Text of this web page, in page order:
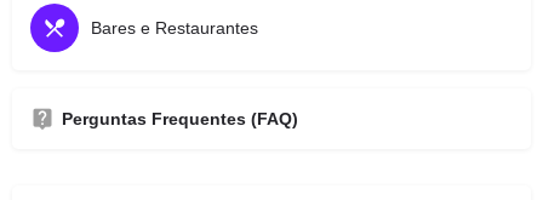
Bares e Restaurantes
Perguntas Frequentes (FAQ)